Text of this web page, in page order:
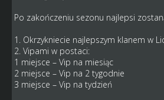
Po zakończeniu sezonu najlepsi
1. Okrzykniecie najlepszym klanem w
2. Vipami w postaci:
1 miejsce – Vip na miesiąc
2 miejsce – Vip na 2 tygodnie
3 miejsce – Vip na tydzień